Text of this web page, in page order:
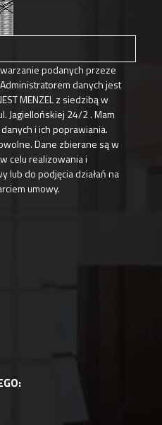
podanych przeze
danych jest
MENZEL z siedzibą w
Jagiellońskiej 24/2 . Mam
i ich poprawiania.
Dane zbierane są w
celu realizowania i
lub do podjęcia działań na
umowy.